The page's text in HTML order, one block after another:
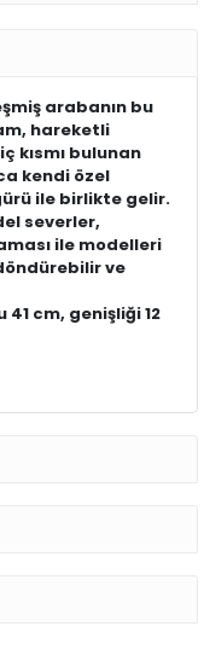
arabanın bu
hareketli
kısmı bulunan
kendi özel
ile birlikte gelir.
severler,
ile modelleri
ve
cm, genişliği 12